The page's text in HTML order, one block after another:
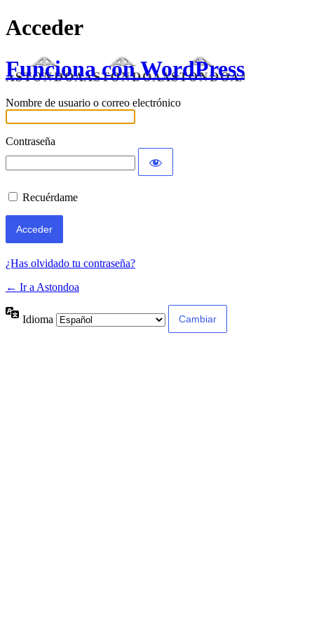
Acceder
Funciona con WordPress
Nombre de usuario o correo electrónico
Contraseña
Recuérdame
¿Has olvidado tu contraseña?
← Ir a Astondoa
Idioma